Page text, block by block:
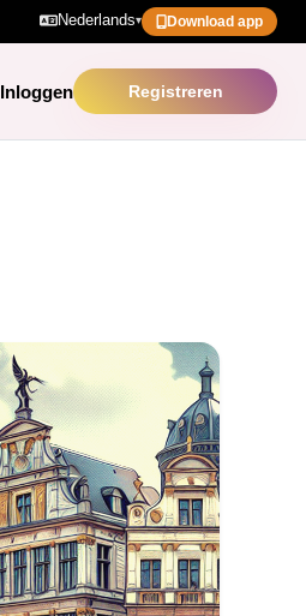
Nederlands▾ Download app
Inloggen Registreren